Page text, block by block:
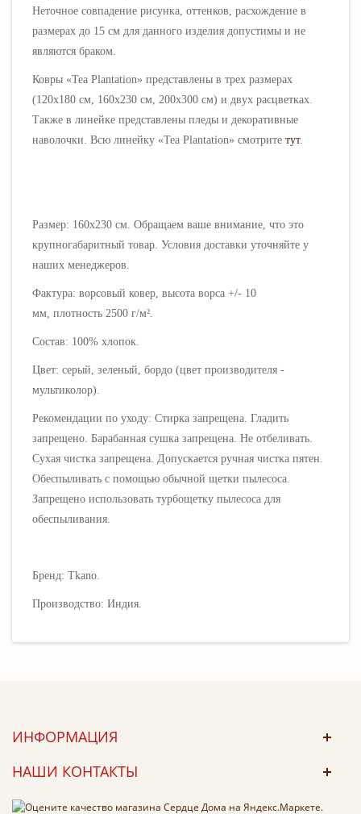
Неточное совпадение рисунка, оттенков, расхождение в
размерах до 15 см для данного изделия допустимы и не
являются браком.
Ковры «Tea Plantation» представлены в трех размерах
(120х180 см, 160х230 см, 200х300 см) и двух расцветках.
Также в линейке представлены пледы и декоративные
наволочки. Всю линейку «Tea Plantation» смотрите тут.
Размер: 160х230 см. Обращаем ваше внимание, что это
крупногабаритный товар. Условия доставки уточняйте у
наших менеджеров.
Фактура: ворсовый ковер, высота ворса +/- 10
мм, плотность 2500 г/м².
Состав: 100% хлопок.
Цвет: серый, зеленый, бордо (цвет производителя -
мультиколор).
Рекомендации по уходу: Стирка запрещена. Гладить
запрещено. Барабанная сушка запрещена. Не отбеливать.
Сухая чистка запрещена. Допускается ручная чистка пятен.
Обеспыливать с помощью обычной щетки пылесоса.
Запрещено использовать турбощетку пылесоса для
обеспыливания.
Бренд: Tkano.
Производство: Индия.
ИНФОРМАЦИЯ
НАШИ КОНТАКТЫ